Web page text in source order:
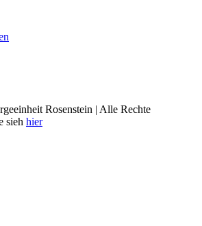
Rosenstein | Alle Rechte
sieh hier